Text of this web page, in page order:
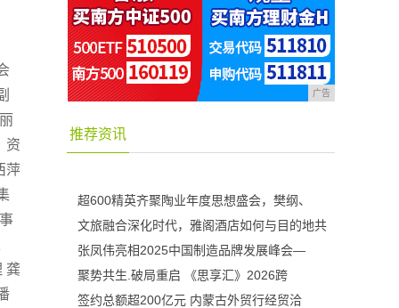
资
萍
龚
广告
推荐资讯
超600精英齐聚陶业年度思想盛会，樊纲、
文旅融合深化时代，雅阁酒店如何与目的地共
张凤伟亮相2025中国制造品牌发展峰会—
聚势共生.破局重启 《思享汇》2026跨
签约总额超200亿元 内蒙古外贸行经贸洽